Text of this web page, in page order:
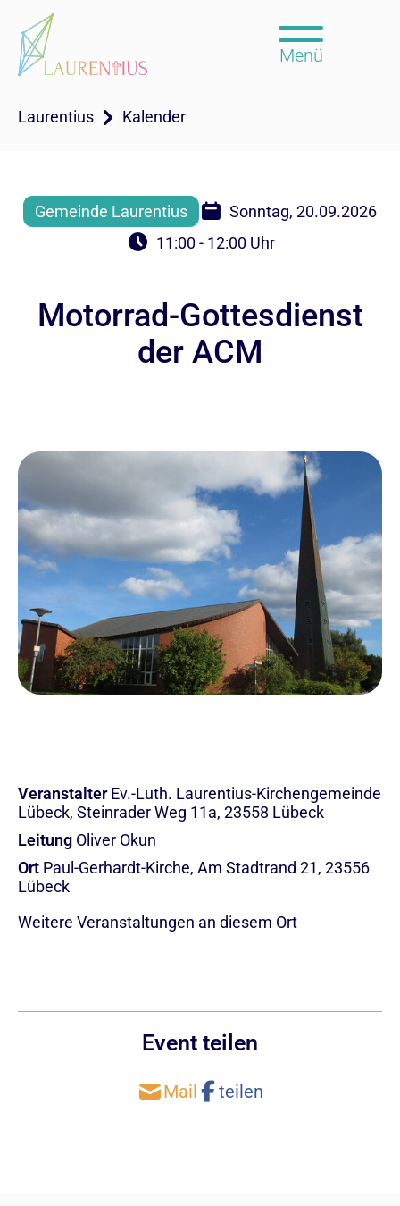
Menü
Laurentius Kalender
Gemeinde Laurentius
Sonntag, 20.09.2026
11:00 - 12:00 Uhr
Motorrad-Gottesdienst
der ACM
Veranstalter Ev.-Luth. Laurentius-Kirchengemeinde
Lübeck, Steinrader Weg 11a, 23558 Lübeck
Leitung Oliver Okun
Ort Paul-Gerhardt-Kirche, Am Stadtrand 21, 23556
Lübeck
Weitere Veranstaltungen an diesem Ort
Event teilen